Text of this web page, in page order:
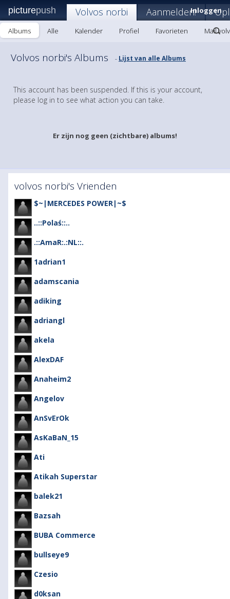
picturepush Inloggen
Volvos norbi Aanmelden!
Albums Alle Kalender Profiel Favorieten Mail
Volvos norbi's Albums - Lijst van alle Albums
This account has been suspended. If this is your account,
please log in to see what action you can take.
Er zijn nog geen (zichtbare) albums!
volvos norbi's Vrienden
$~|MERCEDES POWER|~$
..::Polaś::..
.::AmaR:.:NL::.
1adrian1
adamscania
adiking
adriangl
akela
AlexDAF
Anaheim2
Angelov
AnSvErOk
AsKaBaN_15
Ati
Atikah Superstar
balek21
Bazsah
BUBA Commerce
bullseye9
Czesio
d0ksan